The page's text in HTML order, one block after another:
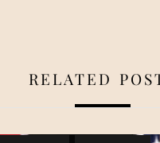
RELATED